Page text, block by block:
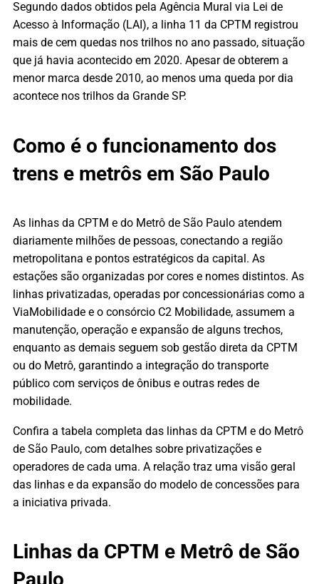
Segundo dados obtidos pela Agência Mural via Lei de
Acesso à Informação (LAI), a linha 11 da CPTM registrou
mais de cem quedas nos trilhos no ano passado, situação
que já havia acontecido em 2020. Apesar de obterem a
menor marca desde 2010, ao menos uma queda por dia
acontece nos trilhos da Grande SP.
Como é o funcionamento dos
trens e metrôs em São Paulo
As linhas da CPTM e do Metrô de São Paulo atendem
diariamente milhões de pessoas, conectando a região
metropolitana e pontos estratégicos da capital. As
estações são organizadas por cores e nomes distintos. As
linhas privatizadas, operadas por concessionárias como a
ViaMobilidade e o consórcio C2 Mobilidade, assumem a
manutenção, operação e expansão de alguns trechos,
enquanto as demais seguem sob gestão direta da CPTM
ou do Metrô, garantindo a integração do transporte
público com serviços de ônibus e outras redes de
mobilidade.
Confira a tabela completa das linhas da CPTM e do Metrô
de São Paulo, com detalhes sobre privatizações e
operadores de cada uma. A relação traz uma visão geral
das linhas e da expansão do modelo de concessões para
a iniciativa privada.
Linhas da CPTM e Metrô de São